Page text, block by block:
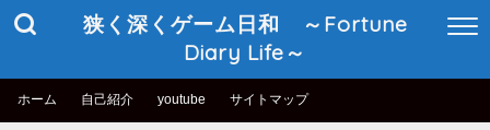
狭く深くゲーム日和 ～Fortune
Diary Life～
ホーム 自己紹介 youtube サイトマップ